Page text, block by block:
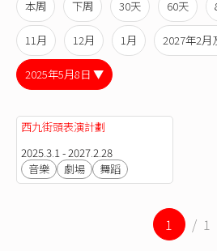
本周 下周 30天 60天
11月 12月 1月 2027年2月
2025年5月8日 ▼
西九街頭表演計劃
2025.3.1 - 2027.2.28
音樂
劇場 舞蹈
1 / 1